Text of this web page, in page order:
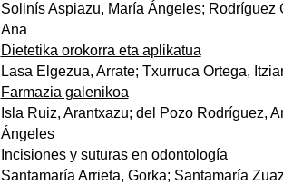
Solinís Aspiazu, María Ángeles; Rodríguez
Ana
Dietetika orokorra eta aplikatua
Lasa Elgezua, Arrate; Txurruca Ortega,
Farmazia galenikoa
Isla Ruiz, Arantxazu; del Pozo Rodríguez,
Ángeles
Incisiones y suturas en odontología
Santamaría Arrieta, Gorka; Santamaría